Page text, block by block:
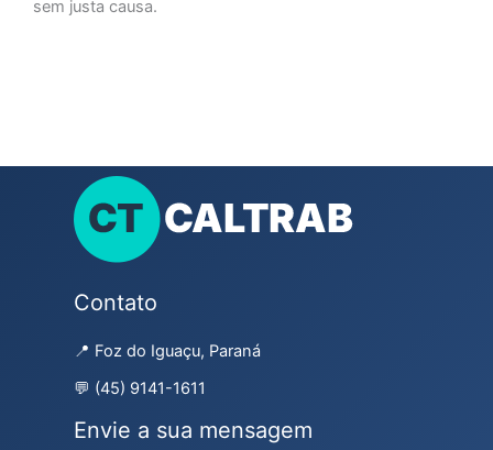
sem justa causa.
Contato
📍 Foz do Iguaçu, Paraná
💬 (45) 9141-1611
Envie a sua mensagem